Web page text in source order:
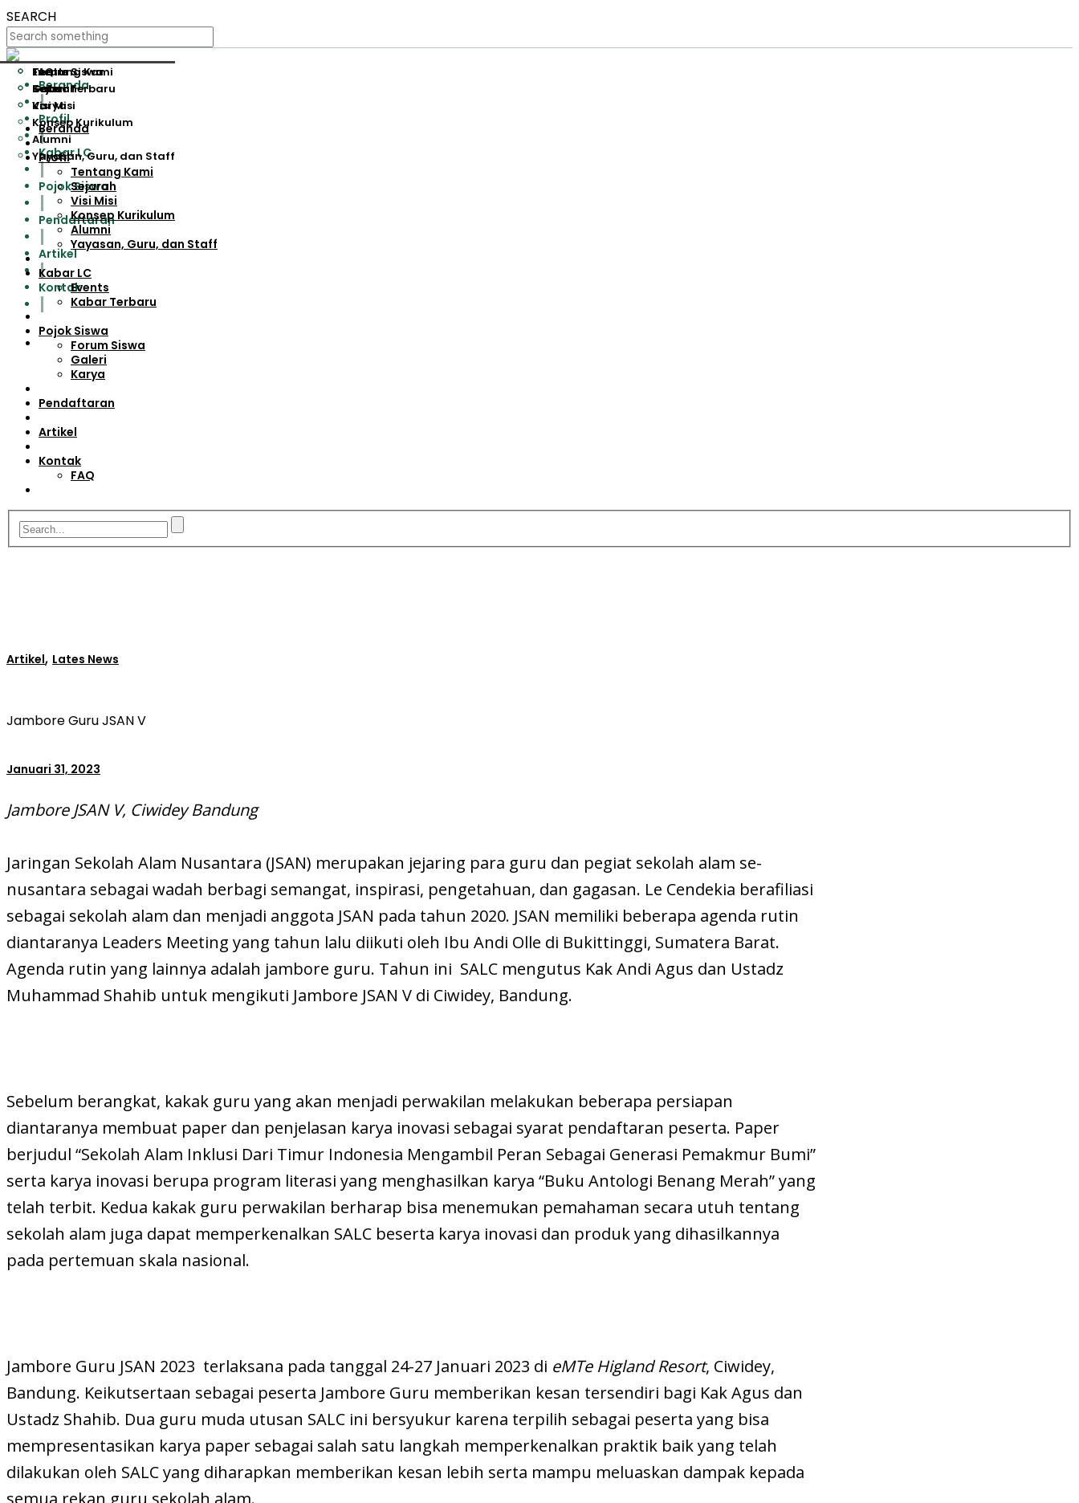
SEARCH
Beranda
Profil
Tentang Kami
Sejarah
Visi Misi
Konsep Kurikulum
Alumni
Yayasan, Guru, dan Staff
Kabar LC
Events
Kabar Terbaru
Pojok Siswa
Forum Siswa
Galeri
Karya
Pendaftaran
Artikel
Kontak
FAQ
Beranda
Profil
Tentang Kami
Sejarah
Visi Misi
Konsep Kurikulum
Alumni
Yayasan, Guru, dan Staff
Kabar LC
Events
Kabar Terbaru
Pojok Siswa
Forum Siswa
Galeri
Karya
Pendaftaran
Artikel
Kontak
FAQ
Artikel, Lates News
Jambore Guru JSAN V
Januari 31, 2023
Jambore JSAN V, Ciwidey Bandung
Jaringan Sekolah Alam Nusantara (JSAN) merupakan jejaring para guru dan pegiat sekolah alam se-
nusantara sebagai wadah berbagi semangat, inspirasi, pengetahuan, dan gagasan. Le Cendekia berafiliasi
sebagai sekolah alam dan menjadi anggota JSAN pada tahun 2020. JSAN memiliki beberapa agenda rutin
diantaranya Leaders Meeting yang tahun lalu diikuti oleh Ibu Andi Olle di Bukittinggi, Sumatera Barat.
Agenda rutin yang lainnya adalah jambore guru. Tahun ini SALC mengutus Kak Andi Agus dan Ustadz
Muhammad Shahib untuk mengikuti Jambore JSAN V di Ciwidey, Bandung.
Sebelum berangkat, kakak guru yang akan menjadi perwakilan melakukan beberapa persiapan
diantaranya membuat paper dan penjelasan karya inovasi sebagai syarat pendaftaran peserta. Paper
berjudul “Sekolah Alam Inklusi Dari Timur Indonesia Mengambil Peran Sebagai Generasi Pemakmur Bumi”
serta karya inovasi berupa program literasi yang menghasilkan karya “Buku Antologi Benang Merah” yang
telah terbit. Kedua kakak guru perwakilan berharap bisa menemukan pemahaman secara utuh tentang
sekolah alam juga dapat memperkenalkan SALC beserta karya inovasi dan produk yang dihasilkannya
pada pertemuan skala nasional.
Jambore Guru JSAN 2023 terlaksana pada tanggal 24-27 Januari 2023 di eMTe Higland Resort, Ciwidey,
Bandung. Keikutsertaan sebagai peserta Jambore Guru memberikan kesan tersendiri bagi Kak Agus dan
Ustadz Shahib. Dua guru muda utusan SALC ini bersyukur karena terpilih sebagai peserta yang bisa
mempresentasikan karya paper sebagai salah satu langkah memperkenalkan praktik baik yang telah
dilakukan oleh SALC yang diharapkan memberikan kesan lebih serta mampu meluaskan dampak kepada